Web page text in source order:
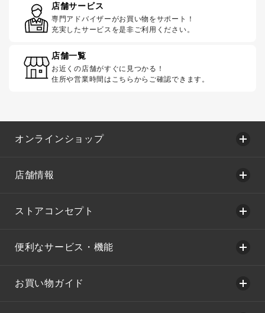
店舗サービス
専門アドバイザーがお買い物をサポート！
充実したサービスを是非ご利用ください。
店舗一覧
お近くの店舗がすぐに見つかる！
住所や営業時間はこちらからご確認できます。
オンラインショップ
店舗情報
ストアコンセプト
便利なサービス・機能
お買い物ガイド